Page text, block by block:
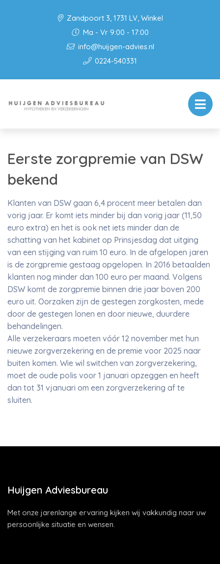
Zandpoort 3, 1731 LV, Winkel
Ma - Vr 9:00 - 17:00
info@huijgen-advies.nl
0224-540331
Eerste zorgpremie van DSW
bekend
Klanten van DSW gaan 6,4 procent meer betalen dan
vorig jaar. Er komt iets minder bij dan vorig jaar (11,50
euro extra) en het is ook net iets minder dan de
schatting van het kabinet op Prinsjesdag dat uitging
van een stijging van ruim 10 euro. In de afgelopen jaren
is de zorgpremie gestaag opgelopen. In 2016 betaalden
klanten nog minder dan 100 euro per maand. Volgens
DSW komt de zorgpremie binnen drie jaar boven 200
euro uit. Oorzaken zijn de gestegen zorgkosten, mede
door de gestegen lonen en door nieuwe, duurdere
behandelingen.
Alle verzekeraars moeten vóór 12 november met hun
nieuwe zorgverzekering en de premie voor 2025 naar
buiten komen. Wie wil switchen van zorgverzekering,
moet de oude polis voor 1 januari opzeggen en heeft
dan tot 31 vjanuari om een zorgverzekering af te
sluiten.
Huijgen Adviesbureau
Met onze jarenlange ervaring kijken wij vakkundig naar uw
persoonlijke situatie en wensen.